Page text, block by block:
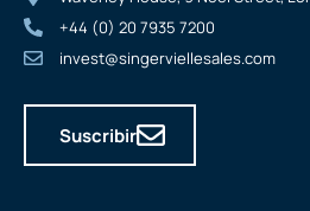
+44 (0) 20 7935 7200
invest@singerviellesales.com
Suscribir